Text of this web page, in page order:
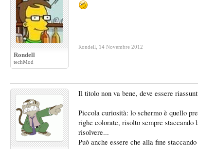
Rondell
techMod
Rondell 14 Novembre 2012
Il titolo non va bene, deve essere
Piccola curiosità: lo schermo è quello
righe colorate, risolto sempre staccando
risolvere...
Può anche essere che alla fine